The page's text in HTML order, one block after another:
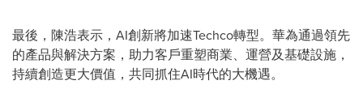
最後，陳浩表示，AI創新將加速Techco轉型。華為通過領先
的產品與解決方案，助力客戶重塑商業、運營及基礎設施，
持續創造更大價值，共同抓住AI時代的大機遇。